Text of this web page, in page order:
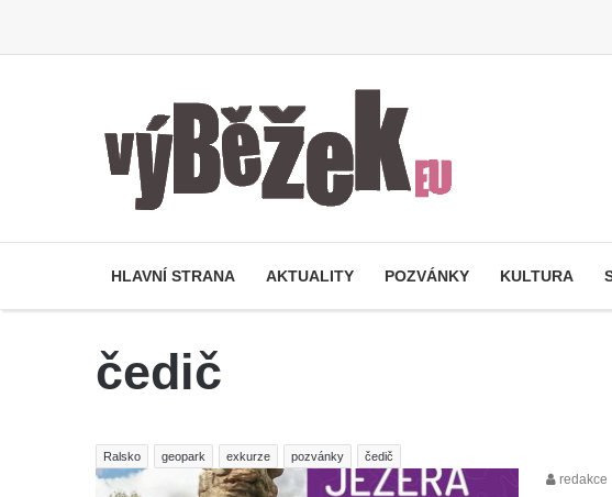
HLAVNÍ STRANA AKTUALITY POZVÁNKY KULTURA
čedič
Ralsko geopark exkurze pozvánky čedič
redakce